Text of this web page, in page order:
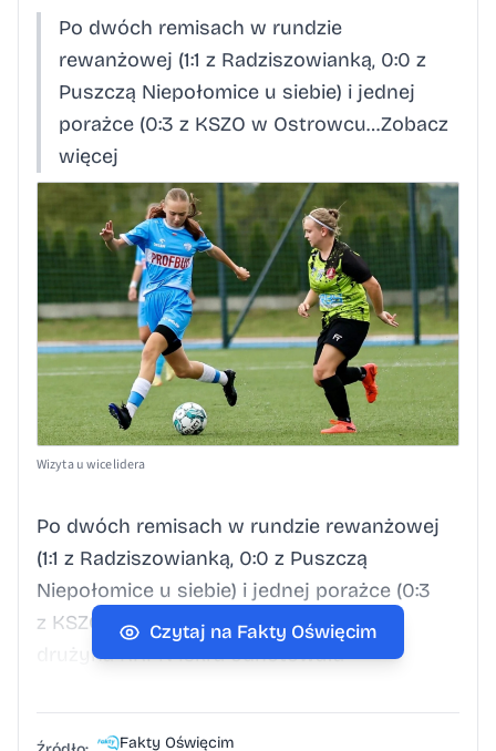
Po dwóch remisach w rundzie
rewanżowej (1:1 z Radziszowianką, 0:0 z
Puszczą Niepołomice u siebie) i jednej
porażce (0:3 z KSZO w Ostrowcu…Zobacz
więcej
Wizyta u wicelidera
Po dwóch remisach w rundzie rewanżowej
(1:1 z Radziszowianką, 0:0 z Puszczą
Niepołomice u siebie) i jednej porażce (0:3
z KSZO w Ostrowcu Świętokrzyskim),
drużyna KKPN Iskra odnotowała
Pogorzankę 1:0. W ostatniej serii
Czytaj na Fakty Oświęcim
Fakty Oświęcim